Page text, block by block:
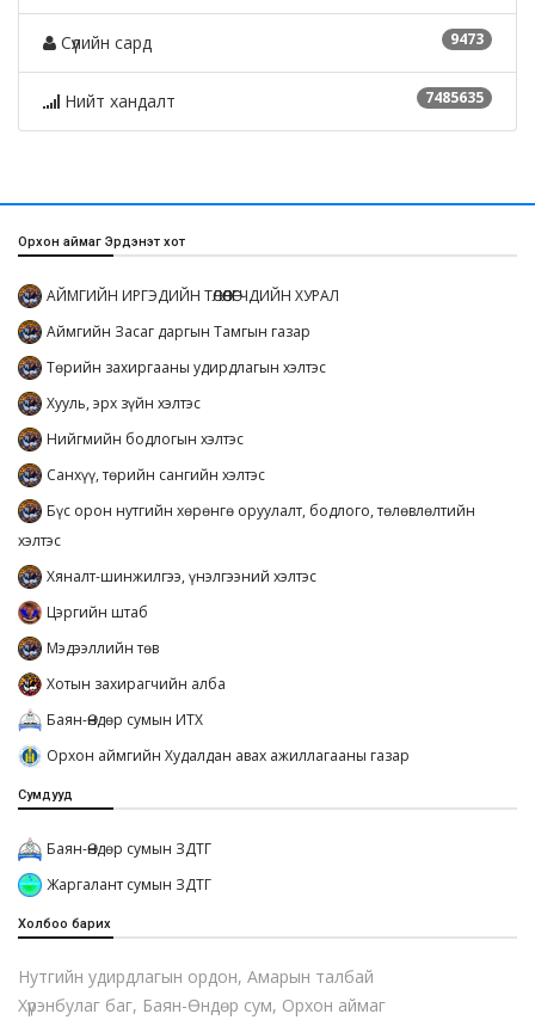
9473
Сүүлийн сард
7485635
Нийт хандалт
Орхон аймаг Эрдэнэт хот
АЙМГИЙН ИРГЭДИЙН ТӨЛӨӨЛӨГЧДИЙН ХУРАЛ
Аймгийн Засаг даргын Тамгын газар
Төрийн захиргааны удирдлагын хэлтэс
Хууль, эрх зүйн хэлтэс
Нийгмийн бодлогын хэлтэс
Санхүү, төрийн сангийн хэлтэс
Бүс орон нутгийн хөрөнгө оруулалт, бодлого, төлөвлөлтийн
хэлтэс
Хяналт-шинжилгээ, үнэлгээний хэлтэс
Цэргийн штаб
Мэдээллийн төв
Хотын захирагчийн алба
Баян-Өндөр сумын ИТХ
Орхон аймгийн Худалдан авах ажиллагааны газар
Сумдууд
Баян-Өндөр сумын ЗДТГ
Жаргалант сумын ЗДТГ
Холбоо барих
Нутгийн удирдлагын ордон, Амарын талбай
Хүрэнбулаг баг, Баян-Өндөр сум, Орхон аймаг